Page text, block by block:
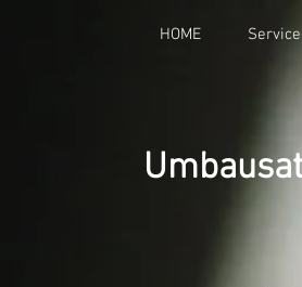
HOME Service